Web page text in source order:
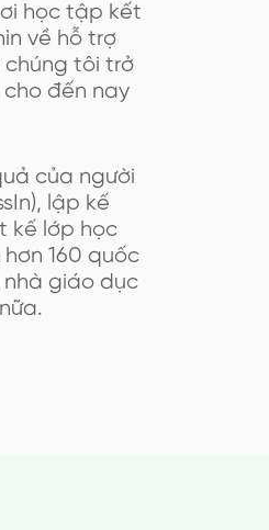
học tập kết
về hỗ trợ
tôi trở
cho đến nay
của người
lập kế
kế lớp học
160 quốc
giáo dục